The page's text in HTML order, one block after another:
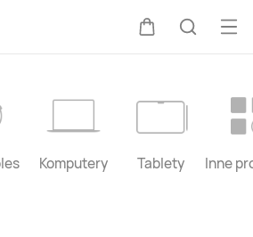
Komputery Tablety Inne